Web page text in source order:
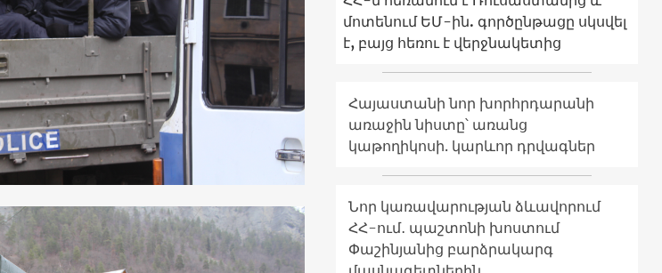
մոտենում ԵՄ-ին. գործընթացը սկսվել
է, բայց հեռու է վերջնակետից
Հայաստանի նոր խորհրդարանի
առաջին նիստը՝ առանց
կաթողիկոսի. կարևոր դրվագներ
Նոր կառավարության ձևավորում
ՀՀ-ում․ պաշտոնի խոստում
Փաշինյանից բարձրակարգ